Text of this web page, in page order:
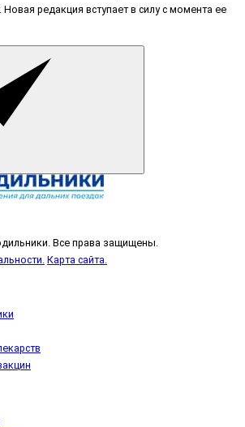
редакция вступает в силу с момента ее
Все права защищены.
Карта сайта.